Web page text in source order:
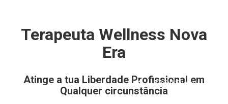
Terapeuta Wellness Nova
Era
Atinge a tua Liberdade Profissional em
Qualquer circunstância
Social Share